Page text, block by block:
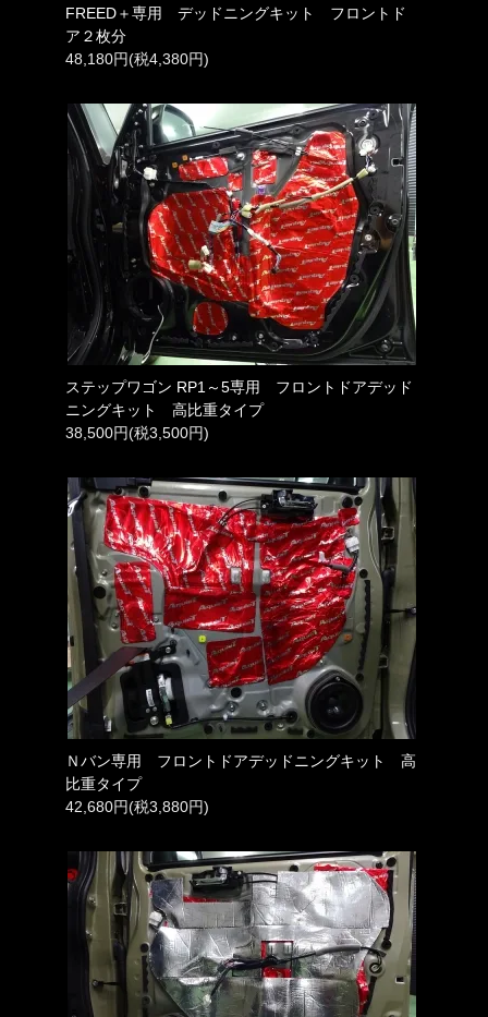
FREED＋専用 デッドニングキット フロントド
ア２枚分
48,180円(税4,380円)
ステップワゴン RP1～5専用 フロントドアデッド
ニングキット 高比重タイプ
38,500円(税3,500円)
Ｎバン専用 フロントドアデッドニングキット 高
比重タイプ
42,680円(税3,880円)